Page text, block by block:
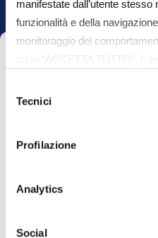
manifestate dall’utente stesso
funzionalità e della
monitoraggio dei
analitici. Il consenso è
qualsiasi momento. Se
preferenze può cliccare sul
ogni momento, cliccando
linkhttps://baps.it/cookie-
delTecnici
Profilazione
Analytics
Social
this
empty.
Scrivi il tuo cognome*